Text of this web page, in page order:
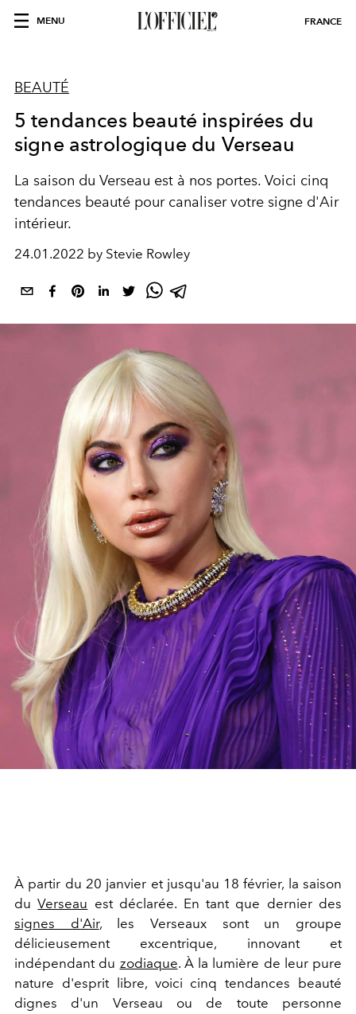
MENU FRANCE
BEAUTÉ
5 tendances beauté inspirées du
signe astrologique du Verseau
La saison du Verseau est à nos portes. Voici cinq
tendances beauté pour canaliser votre signe d'Air
intérieur.
24.01.2022 by Stevie Rowley
À partir du 20 janvier et jusqu'au 18 février, la saison
duVerseau est déclarée. En tant que dernier des
signes d'Air, les Verseaux sont un groupe
délicieusement excentrique, innovant et
indépendant du zodiaque. À la lumière de leur pure
nature d'esprit libre, voici cinq tendances beauté
dignes d'un Verseau ou de toute personne